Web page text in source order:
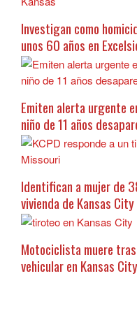
Investigan como
unos 60 años en
Emiten alerta urgente
niño de 11 años
Identifican a mujer de
vivienda de Kansas City
Motociclista muere
vehicular en Kansas